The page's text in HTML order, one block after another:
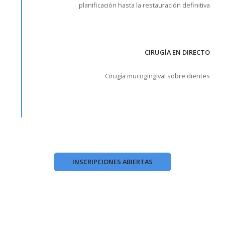
planificación hasta la restauración definitiva
CIRUGÍA EN DIRECTO
Cirugía mucogingival sobre dientes
INSCRIPCIONES ABIERTAS